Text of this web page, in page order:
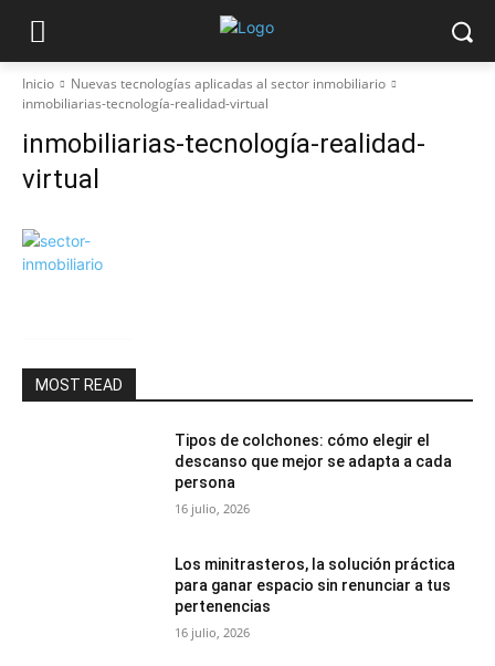
Inicio
Nuevas tecnologías aplicadas al sector inmobiliario
inmobiliarias-tecnología-realidad-virtual
inmobiliarias-tecnología-realidad-
virtual
MOST READ
Tipos de colchones: cómo elegir el
descanso que mejor se adapta a cada
persona
16 julio, 2026
Los minitrasteros, la solución práctica
para ganar espacio sin renunciar a tus
pertenencias
16 julio, 2026